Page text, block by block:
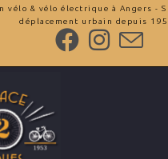
vélo & vélo électrique à Angers -
déplacement urbain depuis